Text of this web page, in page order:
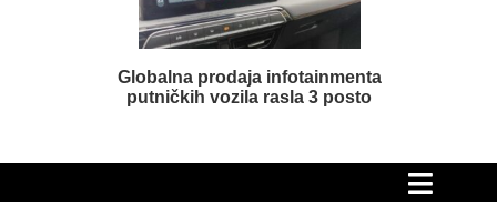
Globalna prodaja infotainmenta
putničkih vozila rasla 3 posto